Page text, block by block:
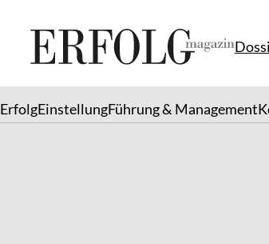
ErfolgEinstellungFührung & Management